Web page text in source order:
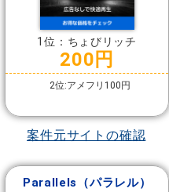
1位：ちょびリッチ
200円
2位:アメフリ100円
案件元サイトの確認
Parallels（パラレル）